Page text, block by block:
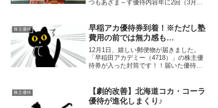
つもあざま～す優待内容年に2回（3月末
満保有期間3年以上100株以上1,000円...
株主優待
早稲アカ優待券到着！※ただし塾
費用の前では無力感も…
12月1日、嬉しい郵便物が届きました。
「早稲田アカデミー（4718）」の株主優
待券が入った封筒です！！届いた優待品
長期保有認定で2倍になり、合計20,000円
分でし...
株主優待
【劇的改善】北海道コカ・コーラ
優待が進化しまくり♪